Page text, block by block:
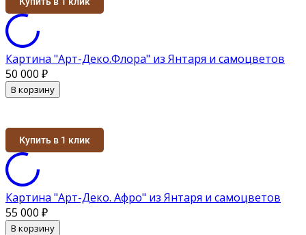
Картина "Арт-Деко.Флора" из Янтаря и самоцветов
50 000 ₽
В корзину
Купить в 1 клик
Картина "Арт-Деко. Афро" из Янтаря и самоцветов
55 000 ₽
В корзину